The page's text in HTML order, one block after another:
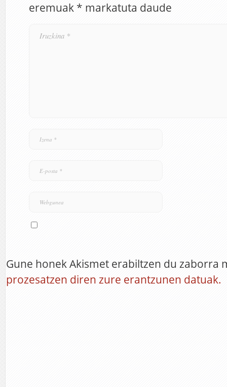
eremuak * markatuta daude
Gune honek Akismet erabiltzen du zaborra
prozesatzen diren zure erantzunen datuak.